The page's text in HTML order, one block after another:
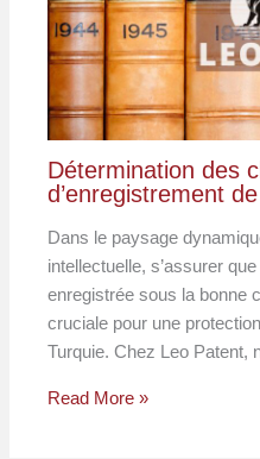
Détermination des
d’enregistrement
Dans le paysage
intellectuelle, s’assurer
enregistrée sous la bonne
cruciale pour une
Turquie. Chez Leo Patent,
Read More »